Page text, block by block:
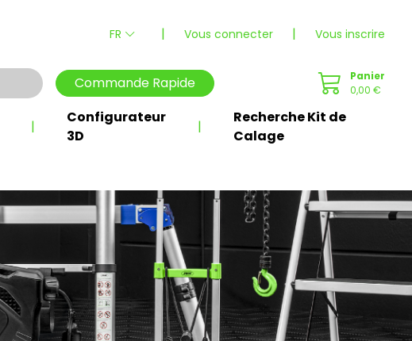
FR | Vous connecter | Vous inscrire
Commande Rapide
Panier
0,00 €
|
Configurateur
3D
|
Recherche Kit de
Calage